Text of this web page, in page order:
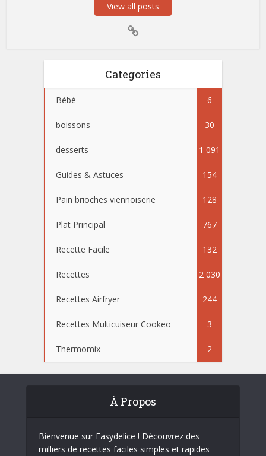
View all posts
Categories
Bébé 6
boissons 30
desserts 1 091
Guides & Astuces 154
Pain brioches viennoiserie 128
Plat Principal 767
Recette Facile 132
Recettes 2 030
Recettes Airfryer 244
Recettes Multicuiseur Cookeo 3
Thermomix 2
À Propos
Bienvenue sur Easydelice ! Découvrez des
milliers de recettes faciles simples et rapides